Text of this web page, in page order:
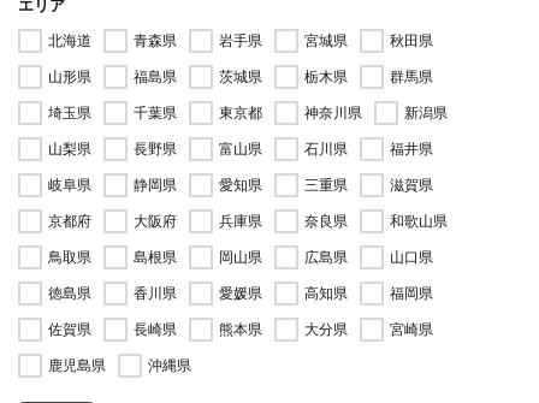
エリア
北海道 青森県 岩手県 宮城県
秋田県
山形県
福島県 茨城県 栃木県
群馬県
埼玉県
千葉県 東京都 神奈川県
新潟県
山梨県
長野県 富山県 石川県
福井県
岐阜県
静岡県 愛知県 三重県
滋賀県
京都府
大阪府 兵庫県 奈良県
和歌山県
鳥取県
島根県 岡山県 広島県
山口県
徳島県
香川県 愛媛県 高知県
福岡県
佐賀県
長崎県 熊本県 大分県
宮崎県
鹿児島県
沖縄県